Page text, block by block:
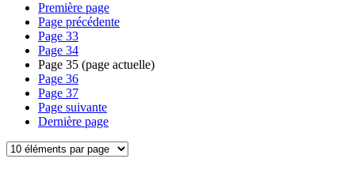
Première page
Page précédente
Page 33
Page 34
Page 35 (page actuelle)
Page 36
Page 37
Page suivante
Dernière page